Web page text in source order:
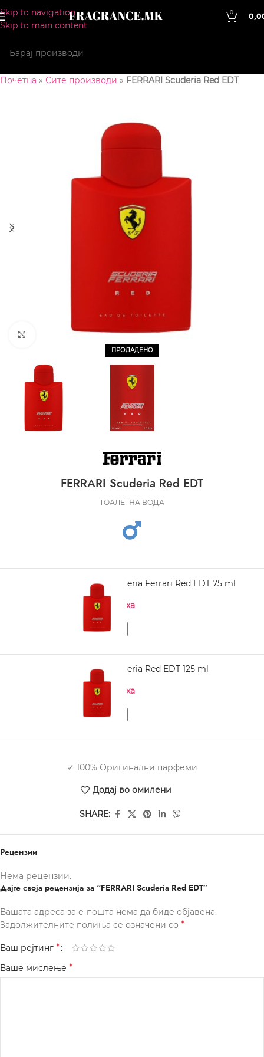
Skip to navigation
Skip to main content
0
Почетна » Сите производи » FERRARI Scuderia Red EDT
ПРОДАДЕНО
CLICK TO ENLARGE
FERRARI Scuderia Red EDT
ТОАЛЕТНА ВОДА
FERRARI Scuderia Ferrari Red EDT 75 ml
Нема на залиха
FERRARI Scuderia Red EDT 125 ml
Нема на залиха
✓ 100% Оригинални парфеми
Додај во омилени
SHARE:
Рецензии
Нема рецензии.
Дајте своја рецензија за “FERRARI Scuderia Red EDT”
Вашата адреса за е-пошта нема да биде објавена.
Задолжителните полиња се означени со *
Ваш рејтинг *
Ваше мислење *